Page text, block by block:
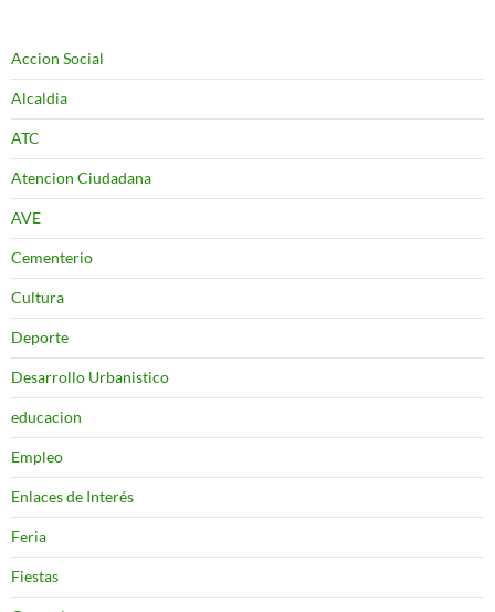
Accion Social
Alcaldia
ATC
Atencion Ciudadana
AVE
Cementerio
Cultura
Deporte
Desarrollo Urbanistico
educacion
Empleo
Enlaces de Interés
Feria
Fiestas